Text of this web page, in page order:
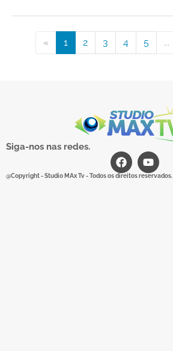
« 1 2 3 4 5 ...
Siga-nos nas redes.
@Copyright - Studio MAx Tv - Todos os direitos reservados.